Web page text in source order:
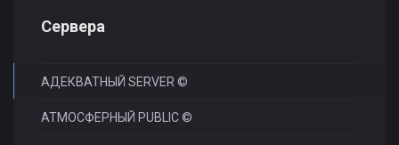
Сервера
АДЕКВАТНЫЙ SERVER ©
АТМОСФЕРНЫЙ PUBLIC ©